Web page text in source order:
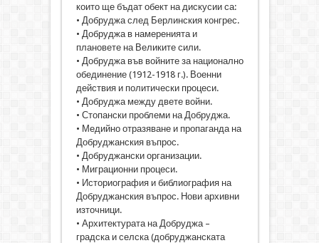
които ще бъдат обект на дискусии са:
• Добруджа след Берлинския конгрес.
• Добруджа в намеренията и
плановете на Великите сили.
• Добруджа във войните за национално
обединение (1912-1918 г.). Военни
действия и политически процеси.
• Добруджа между двете войни.
• Стопански проблеми на Добруджа.
• Медийно отразяване и пропаганда на
Добруджанския въпрос.
• Добруджански организации.
• Миграционни процеси.
• Историография и библиография на
Добруджанския въпрос. Нови архивни
източници.
• Архитектурата на Добруджа –
градска и селска (добруджанската